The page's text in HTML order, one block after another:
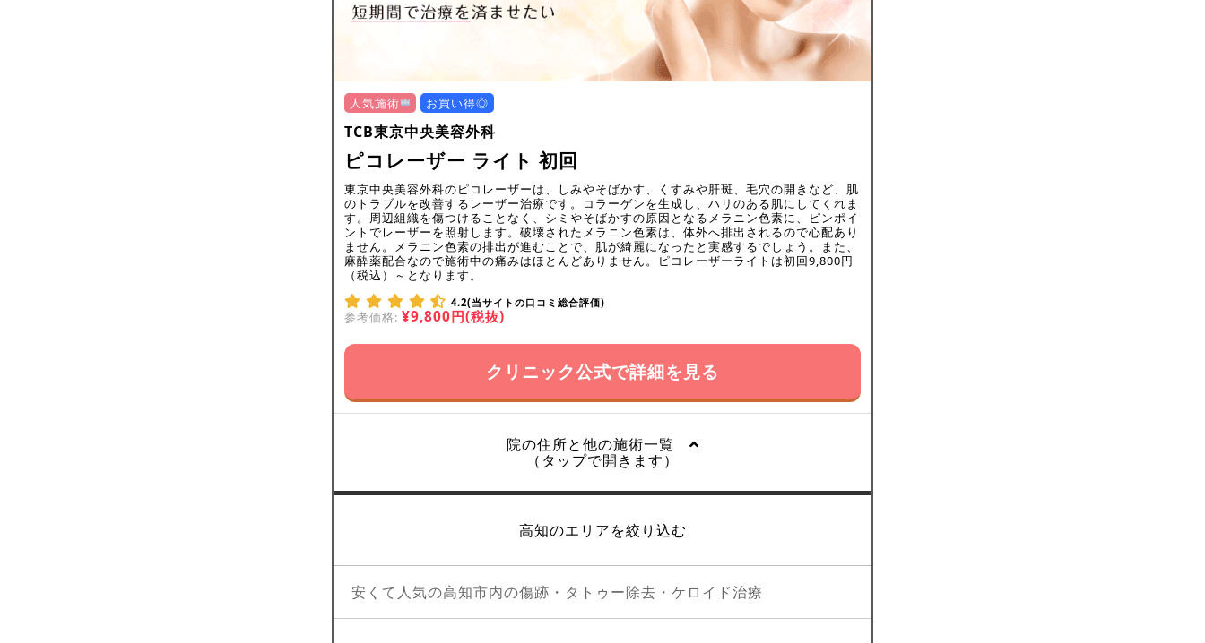
人気施術 お買い得◎
TCB東京中央美容外科
ピコレーザー ライト 初回
東京中央美容外科のピコレーザーは、しみやそばかす、くすみや肝斑、毛穴の開きなど、肌
のトラブルを改善するレーザー治療です。コラーゲンを生成し、ハリのある肌にしてくれま
す。周辺組織を傷つけることなく、シミやそばかすの原因となるメラニン色素に、ピンポイ
ントでレーザーを照射します。破壊されたメラニン色素は、体外へ排出されるので心配あり
ません。メラニン色素の排出が進むことで、肌が綺麗になったと実感するでしょう。また、
麻酔薬配合なので施術中の痛みはほとんどありません。ピコレーザーライトは初回9,800円
（税込）～となります。
4.2(当サイトの口コミ総合評価)
参考価格: ¥9,800円(税抜)
クリニック公式で詳細を見る
院の住所と他の施術一覧
（タップで開きます）
高知のエリアを絞り込む
安くて人気の高知市内の傷跡・タトゥー除去・ケロイド治療